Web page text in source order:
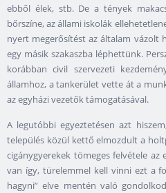
ebből élek, stb. De a tények
bőrszíne, az állami iskolák
nyert megerősítést az általam vázolt
egy másik szakaszba léphettünk.
korábban civil szervezeti
államhoz, a tankerület vette át a
az egyházi vezetők támogatásával.
A legutóbbi egyeztetésen azt
település közül kettő elmozdult a
cigánygyerekek tömeges felvétele az
van így, türelemmel kell vinni ezt a
hagyni” elve mentén való